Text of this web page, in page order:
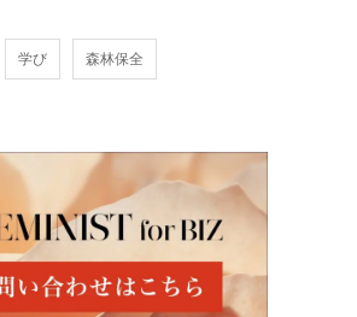
学び 森林保全